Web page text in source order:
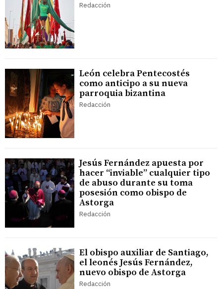
Redacción
León celebra Pentecostés
como anticipo a su nueva
parroquia bizantina
Redacción
Jesús Fernández apuesta por
hacer “inviable” cualquier tipo
de abuso durante su toma
posesión como obispo de
Astorga
Redacción
El obispo auxiliar de Santiago,
el leonés Jesús Fernández,
nuevo obispo de Astorga
Redacción